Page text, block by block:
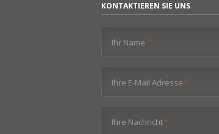
KONTAKTIEREN SIE UNS
Pflichtfeld
Ihr Name*
Pflichtfeld
Ihre E-Mail Adresse*
Pflichtfeld
Ihre Nachricht*